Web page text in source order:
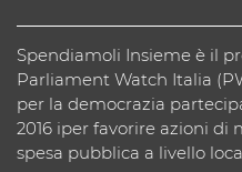
Spendiamoli Insieme è il
Parliament Watch Italia
per la democrazia
2016 iper favorire azioni di
spesa pubblica a livello